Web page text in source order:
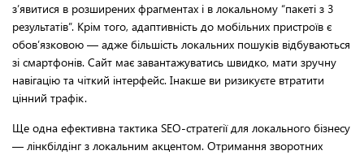
з’явитися в розширених фрагментах і в локальному “пакеті з 3
результатів”. Крім того, адаптивність до мобільних пристроїв є
обов’язковою — адже більшість локальних пошуків відбуваються
зі смартфонів. Сайт має завантажуватись швидко, мати зручну
навігацію та чіткий інтерфейс. Інакше ви ризикуєте втратити
цінний трафік.
Ще одна ефективна тактика SEO-стратегії для локального бізнесу
— лінкбілдінг з локальним акцентом. Отримання зворотних